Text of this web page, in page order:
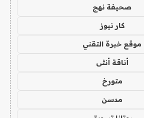
صحيفة نهج
كار نيوز
موقع خبرة التقني
أناقة أنثى
متورخ
مدسن